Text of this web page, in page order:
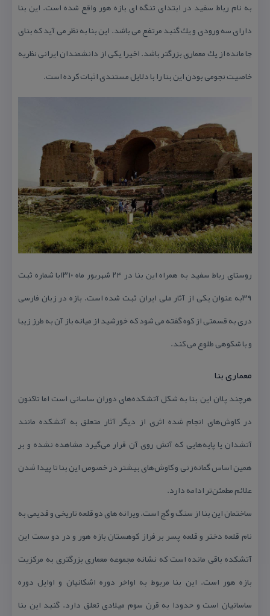
به نام رباط سفید در ابتدای تنگه ای بازه هور واقع شده است. این بنا
دارای سه ورودی و یك گنبد مرتفع می باشد. این بنا به نظر می آید كه بنای
جا مانده از یك معماری بزرگتر باشد. اخیرا یكی از دانشمندان ایرانی نظریه
خاصیت نجومی بودن این بنا را با دلایل مستندی اثبات كرده است.
روستای رباط سفید به همراه این بنا در ۲۴ شهریور ماه ۱۳۱۰با شماره ثبت
۳۹به عنوان یكی از آثار ملی ایران ثبت شده است. بازه در زبان فارسی
دری به قسمتی از كوه گفته می شود كه خورشید از میانه باز آن به طرز زیبا
و با شكوهی طلوع می كند.
معماری بنا
هرچند پلان این بنا به شكل آتشكده‌های دوران ساسانی است اما تاكنون
در كاوش‌های انجام شده اثری از دیگر آثار متعلق به آتشكده مانند
آتشدان یا پایه‌هایی كه آتش روی آن قرار می‌گیرد مشاهده نشده و بر
همین اساس گمانه‌زنی و كاوش‌های بیشتر در خصوص این بنا تا پیدا شدن
علائم مطمئن‌تر ادامه دارد.
ساختمان این بنا از سنگ و گچ است. ویرانه های دو قلعه تاریخی و قدیمی به
نام قلعه دختر و قلعه پسر بر فراز كوهستان بازه هور و در دو سمت این
آتشكده باقی مانده است كه نشانه مجموعه معماری بزرگتری به مركزیت
بازه هور است. این بنا مربوط به اواخر دوره اشكانیان و اوایل دوره
ساسانیان است و حدودا به قرن سوم میلادی تعلق دارد. گنبد این بنا